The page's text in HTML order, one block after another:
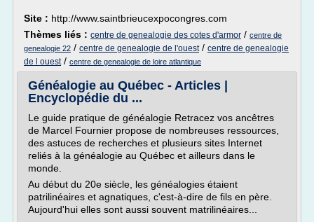
Site : http://www.saintbrieucexpocongres.com
Thèmes liés : centre de genealogie des cotes d'armor / centre de
genealogie 22 / centre de genealogie de l'ouest/ centre de genealogie
de l ouest/ centre de genealogie de loire atlantique
Généalogie au Québec - Articles |
Encyclopédie du ...
Le guide pratique de généalogie Retracez vos ancêtres
de Marcel Fournier propose de nombreuses ressources,
des astuces de recherches et plusieurs sites Internet
reliés à la généalogie au Québec et ailleurs dans le
monde.
Au début du 20e siècle, les généalogies étaient
patrilinéaires et agnatiques, c'est-à-dire de fils en père.
Aujourd'hui elles sont aussi souvent matrilinéaires...